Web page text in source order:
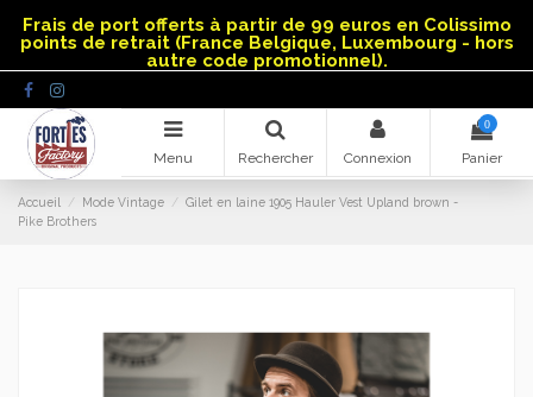
Frais de port offerts à partir de 99 euros en Colissimo
points de retrait (France Belgique, Luxembourg - hors
autre code promotionnel).
Menu Rechercher Connexion
0
Panier
Accueil Mode Vintage
Gilet en laine 1905 Hauler Vest Upland brown -
Pike Brothers